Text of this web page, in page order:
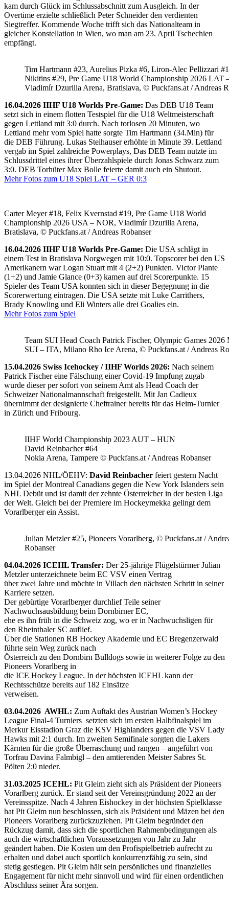
kam durch Glück im Schlussabschnitt zum Ausgleich. In der
Overtime erzielte schließlich Peter Schneider den verdienten
Siegtreffer. Kommende Woche trifft sich das Nationalteam in
gleicher Konstellation in Wien, wo man am 23. April Tschechien
empfängt.
Tim Hartmann #23, Aurelius Pizka #6, Liron-Alec Pellizzari
Nikitins #29, Pre Game U18 World Championship 2026 LAT
Vladimír Dzurilla Arena, Bratislava, © Puckfans.at / Andreas
16.04.2026 IIHF U18 Worlds Pre-Game: Das DEB U18 Team
setzt sich in einem flotten Testspiel für die U18 Weltmeisterschaft
gegen Lettland mit 3:0 durch. Nach torlosen 20 Minuten, wo
Lettland mehr vom Spiel hatte sorgte Tim Hartmann (34.Min) für
die DEB Führung. Lukas Steihauser erhöhte in Minute 39. Lettland
vergab im Spiel zahlreiche Powerplays, Das DEB Team nutzte im
Schlussdrittel eines ihrer Überzahlspiele durch Jonas Schwarz zum
3:0. DEB Torhüter Max Bolle feierte damit auch ein Shutout.
Mehr Fotos zum U18 Spiel LAT – GER 0:3
Carter Meyer #18, Felix Kvernstad #19, Pre Game U18 World
Championship 2026 USA – NOR, Vladimír Dzurilla Arena,
Bratislava, © Puckfans.at / Andreas Robanser
16.04.2026 IIHF U18 Worlds Pre-Game: Die USA schlägt in
einem Test in Bratislava Norgwegen mit 10:0. Topscorer bei den US
Amerikanern war Logan Stuart mit 4 (2+2) Punkten. Victor Plante
(1+2) und Jamie Glance (0+3) kamen auf drei Scorerpunkte. 15
Spieler des Team USA konnten sich in dieser Begegnung in die
Scorerwertung eintragen. Die USA setzte mit Luke Carrithers,
Brady Knowling und Eli Winters alle drei Goalies ein.
Mehr Fotos zum Spiel
Team SUI Head Coach Patrick Fischer, Olympic Games 2026
SUI – ITA, Milano Rho Ice Arena, © Puckfans.at / Andreas
15.04.2026 Swiss Icehockey / IIHF Worlds 2026: Nach seinem
Patrick Fischer eine Fälschung einer Covid-19 Impfung zugab
wurde dieser per sofort von seinem Amt als Head Coach der
Schweizer Nationalmannschaft freigestellt. Mit Jan Cadieux
übernimmt der designierte Cheftrainer bereits für das Heim-Turnier
in Zürich und Fribourg.
IIHF World Championship 2023 AUT – HUN
David Reinbacher #64
Nokia Arena, Tampere © Puckfans.at / Andreas Robanser
13.04.2026 NHL/ÖEHV: David Reinbacher feiert gestern Nacht
im Spiel der Montreal Canadians gegen die New York Islanders sein
NHL Debüt und ist damit der zehnte Österreicher in der besten Liga
der Welt. Gleich bei der Premiere im Hockeymekka gelingt dem
Vorarlberger ein Assist.
Julian Metzler #25, Pioneers Vorarlberg, © Puckfans.at /
Robanser
04.04.2026 ICEHL Transfer: Der 25-jährige Flügelstürmer Julian
Metzler unterzeichnete beim EC VSV einen Vertrag
über zwei Jahre und möchte in Villach den nächsten Schritt in seiner
Karriere setzen.
Der gebürtige Vorarlberger durchlief Teile seiner
Nachwuchsausbildung beim Dornbirner EC,
ehe es ihn früh in die Schweiz zog, wo er in Nachwuchsligen für
den Rheinthaler SC auflief.
Über die Stationen RB Hockey Akademie und EC Bregenzerwald
führte sein Weg zurück nach
Österreich zu den Dornbirn Bulldogs sowie in weiterer Folge zu den
Pioneers Vorarlberg in
die ICE Hockey League. In der höchsten ICEHL kann der
Rechtsschütze bereits auf 182 Einsätze
verweisen.
03.04.2026 AWHL: Zum Auftakt des Austrian Women’s Hockey
League Final-4 Turniers setzten sich im ersten Halbfinalspiel im
Merkur Eisstadion Graz die KSV Highlanders gegen die VSV Lady
Hawks mit 2:1 durch. Im zweiten Semifinale sorgten die Lakers
Kärnten für die große Überraschung und rangen – angeführt von
Torfrau Davina Falmbigl – den amtierenden Meister Sabres St.
Pölten 2:0 nieder.
31.03.2025 ICEHL: Pit Gleim zieht sich als Präsident der Pioneers
Vorarlberg zurück. Er stand seit der Vereinsgründung 2022 an der
Vereinsspitze. Nach 4 Jahren Eishockey in der höchsten Spielklasse
hat Pit Gleim nun beschlossen, sich als Präsident und Mäzen bei den
Pioneers Vorarlberg zurückzuziehen. Pit Gleim begründet den
Rückzug damit, dass sich die sportlichen Rahmenbedingungen als
auch die wirtschaftlichen Voraussetzungen von Jahr zu Jahr
geändert haben. Die Kosten um den Profispielbetrieb aufrecht zu
erhalten und dabei auch sportlich konkurrenzfähig zu sein, sind
stetig gestiegen. Pit Gleim hält sein persönliches und finanzielles
Engagement für nicht mehr sinnvoll und wird für einen ordentlichen
Abschluss seiner Ära sorgen.